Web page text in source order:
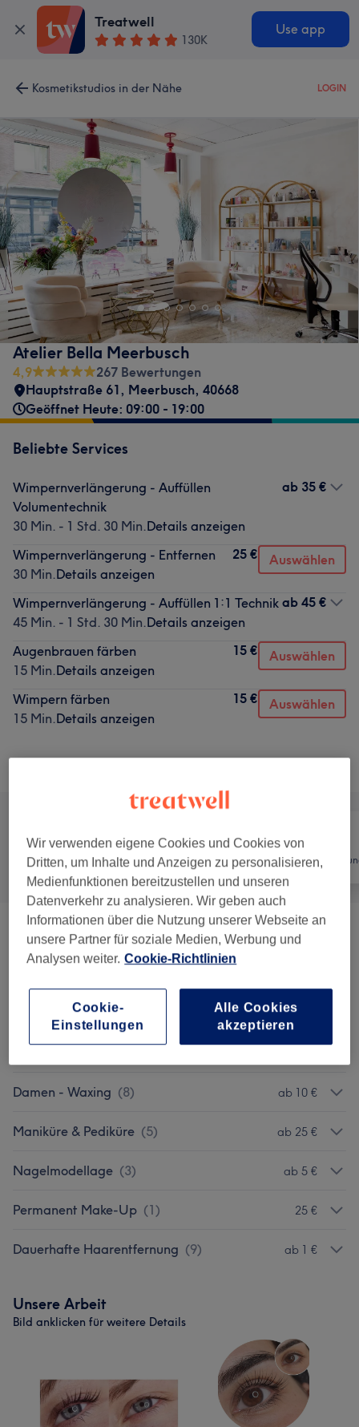
Treatwell
130K
Use app
Kosmetikstudios in der Nähe LOGIN
Atelier Bella Meerbusch
4,9
267 Bewertungen
Hauptstraße 61, Meerbusch, 40668
Geöffnet Heute: 09:00 - 19:00
Beliebte Services
Wimpernverlängerung - Auffüllen
Volumentechnik
30 Min. - 1 Std. 30 Min.Details anzeigen
ab 35 €
Wimpernverlängerung - Entfernen
30 Min.Details anzeigen
25 € Auswählen
Wimpernverlängerung - Auffüllen 1:1 Technik
45 Min. - 1 Std. 30 Min.Details anzeigen
ab 45 €
Augenbrauen färben
15 Min.Details anzeigen
15 € Auswählen
Wimpern färben
15 Min.Details anzeigen
15 € Auswählen
Alle Nägel
Wimperlifting (2 ) ab 49 €
Augenbrauen & Wimpernbehandlungen (6) ab 15 €
Damen - Waxing (8) ab 10 €
Maniküre & Pediküre (5) ab 25 €
Nagelmodellage (3) ab 5 €
Permanent Make-Up (1) 25 €
Dauerhafte Haarentfernung (9) ab 1 €
Unsere Arbeit
Bild anklicken für weitere Details
Wir verwenden eigene Cookies und Cookies von
Dritten, um Inhalte und Anzeigen zu personalisieren,
Medienfunktionen bereitzustellen und unseren
Datenverkehr zu analysieren. Wir geben auch
Informationen über die Nutzung unserer Webseite an
unsere Partner für soziale Medien, Werbung und
Analysen weiter. Cookie-Richtlinien
Cookie-
Einstellungen
Alle Cookies
akzeptieren